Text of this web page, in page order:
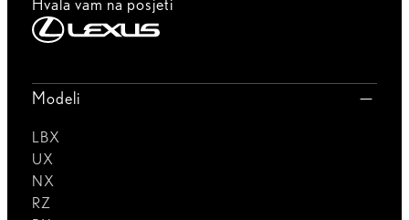
Hvala vam na posjeti
Modeli
LBX
UX
NX
RZ